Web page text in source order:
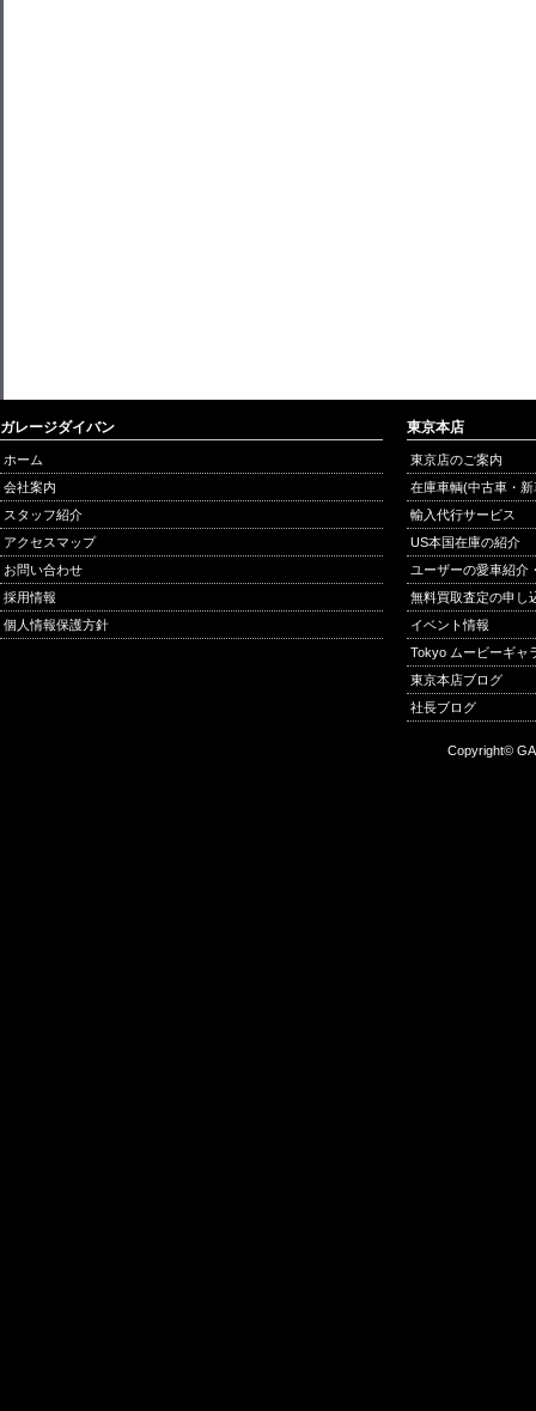
ガレージダイバン
ホーム
会社案内
スタッフ紹介
アクセスマップ
お問い合わせ
採用情報
個人情報保護方針
東京本店
東京店のご案内
在庫車輌(中古車・
輸入代行サービス
US本国在庫の紹介
ユーザーの愛車紹介
無料買取査定の申し
イベント情報
Tokyo ムービーギャ
東京本店ブログ
社長ブログ
Copyright©